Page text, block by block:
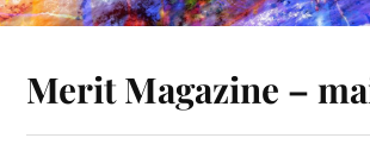
Merit Magazine –